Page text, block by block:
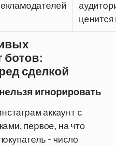
ботов:
сделкой
игнорировать
аккаунт с
первое, на что
- число